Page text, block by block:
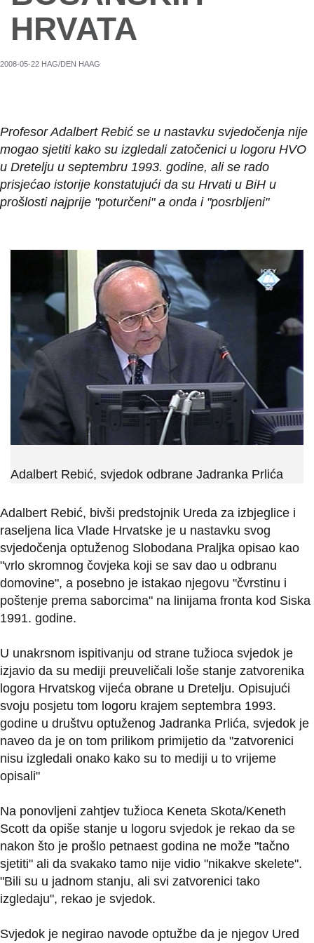
HRVATA
2008-05-22 HAG/DEN HAAG
Profesor Adalbert Rebić se u nastavku svjedočenja nije
mogao sjetiti kako su izgledali zatočenici u logoru HVO
u Dretelju u septembru 1993. godine, ali se rado
prisjećao istorije konstatujući da su Hrvati u BiH u
prošlosti najprije "poturčeni" a onda i "posrbljeni"
Adalbert Rebić, svjedok odbrane Jadranka Prlića
Adalbert Rebić, bivši predstojnik Ureda za izbjeglice i
raseljena lica Vlade Hrvatske je u nastavku svog
svjedočenja optuženog Slobodana Praljka opisao kao
"vrlo skromnog čovjeka koji se sav dao u odbranu
domovine", a posebno je istakao njegovu "čvrstinu i
poštenje prema saborcima" na linijama fronta kod Siska
1991. godine.
U unakrsnom ispitivanju od strane tužioca svjedok je
izjavio da su mediji preuveličali loše stanje zatvorenika
logora Hrvatskog vijeća obrane u Dretelju. Opisujući
svoju posjetu tom logoru krajem septembra 1993.
godine u društvu optuženog Jadranka Prlića, svjedok je
naveo da je on tom prilikom primijetio da "zatvorenici
nisu izgledali onako kako su to mediji u to vrijeme
opisali"
Na ponovljeni zahtjev tužioca Keneta Skota/Keneth
Scott da opiše stanje u logoru svjedok je rekao da se
nakon što je prošlo petnaest godina ne može "tačno
sjetiti" ali da svakako tamo nije vidio "nikakve skelete".
"Bili su u jadnom stanju, ali svi zatvorenici tako
izgledaju", rekao je svjedok.
Svjedok je negirao navode optužbe da je njegov Ured